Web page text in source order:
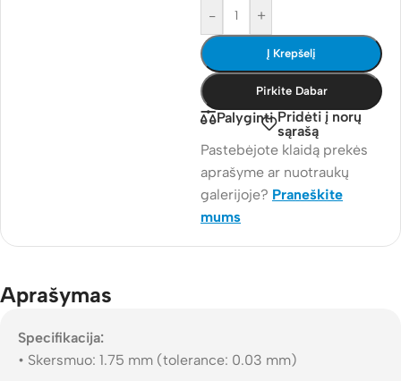
- +
Į Krepšelį
Pirkite Dabar
Palyginti Pridėti į norų
sąrašą
Pastebėjote klaidą prekės
aprašyme ar nuotraukų
galerijoje? Praneškite
mums
Aprašymas
Specifikacija:
• Skersmuo: 1.75 mm (tolerance: 0.03 mm)